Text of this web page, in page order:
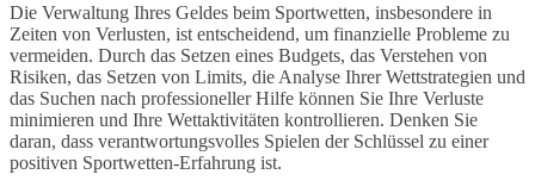
Die Verwaltung Ihres Geldes beim Sportwetten, insbesondere in
Zeiten von Verlusten, ist entscheidend, um finanzielle Probleme zu
vermeiden. Durch das Setzen eines Budgets, das Verstehen von
Risiken, das Setzen von Limits, die Analyse Ihrer Wettstrategien und
das Suchen nach professioneller Hilfe können Sie Ihre Verluste
minimieren und Ihre Wettaktivitäten kontrollieren. Denken Sie
daran, dass verantwortungsvolles Spielen der Schlüssel zu einer
positiven Sportwetten-Erfahrung ist.